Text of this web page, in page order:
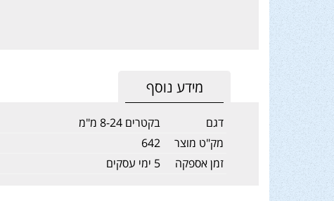
מידע נוסף
דגם
בקטרים 8-24 מ"מ
מק"ט מוצר
642
זמן אספקה
5 ימי עסקים